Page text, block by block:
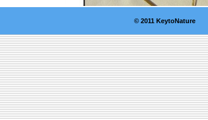
© 2011 KeytoNature